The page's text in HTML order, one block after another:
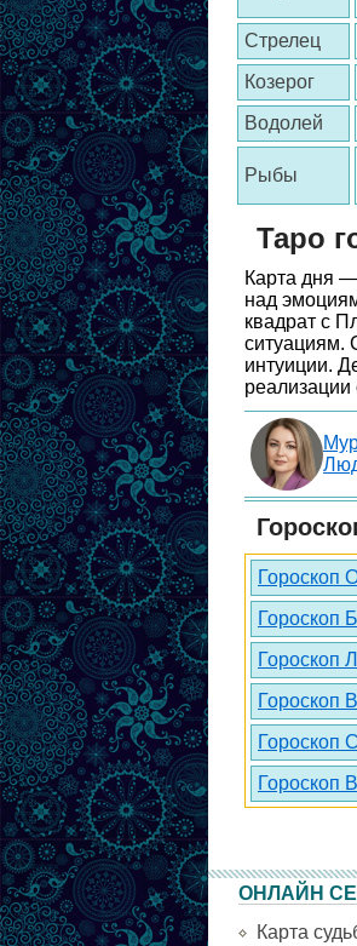
Стрелец
Козерог
Водолей
Рыбы
Таро
Карта дня
над
квадрат с
ситуациям.
интуиции.
Гороскоп
Гороскоп
Гороскоп
Гороскоп
Гороскоп
Гороскоп
ОНЛАЙН
Карта